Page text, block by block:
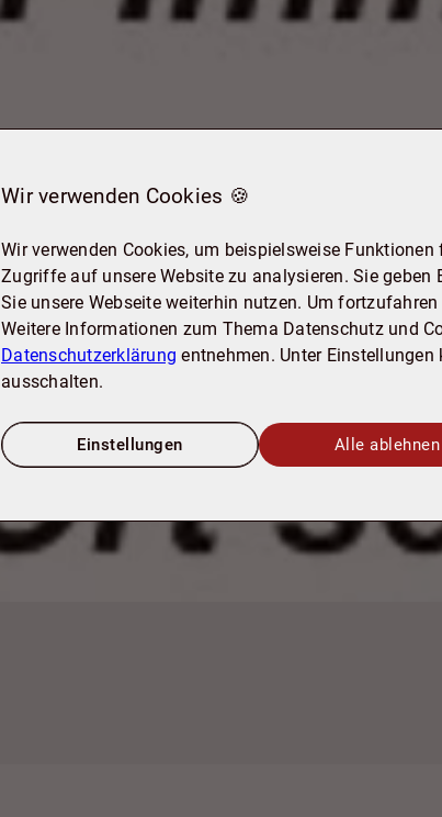
Wir verwenden Cookies 🍪
Wir verwenden Cookies, um beispielsweise
Zugriffe auf unsere Website zu analysieren. Sie geben
Sie unsere Webseite weiterhin nutzen. Um
Weitere Informationen zum Thema Datenschutz und
Datenschutzerklärung entnehmen. Unter
ausschalten.
Einstellungen Alle ablehnen